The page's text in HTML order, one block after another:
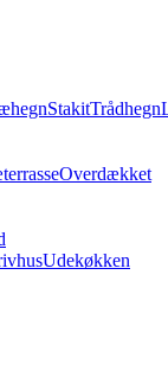
StakitTrådhegn
Overdækket
Udekøkken